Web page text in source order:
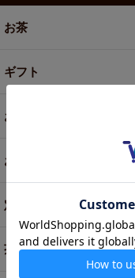
お茶
ギフト
お菓子・食品・飲料
お買い得商品
定期便
茶器・オリジナルグッズ